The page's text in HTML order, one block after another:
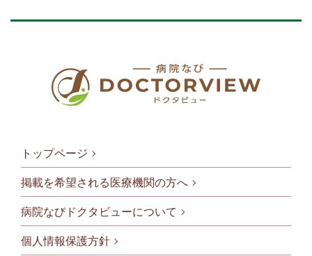
フッタメニ
トップページ
掲載を希望される医療機関の方へ
病院なびドクタビューについて
個人情報保護方針